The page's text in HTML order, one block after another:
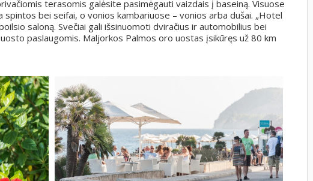
terasomis galėsite pasimėgauti vaizdais į baseiną. Visuose
bei seifai, o vonios kambariuose – vonios arba dušai. „Hotel
saloną. Svečiai gali išsinuomoti dviračius ir automobilius bei
paslaugomis. Maljorkos Palmos oro uostas įsikūręs už 80 km